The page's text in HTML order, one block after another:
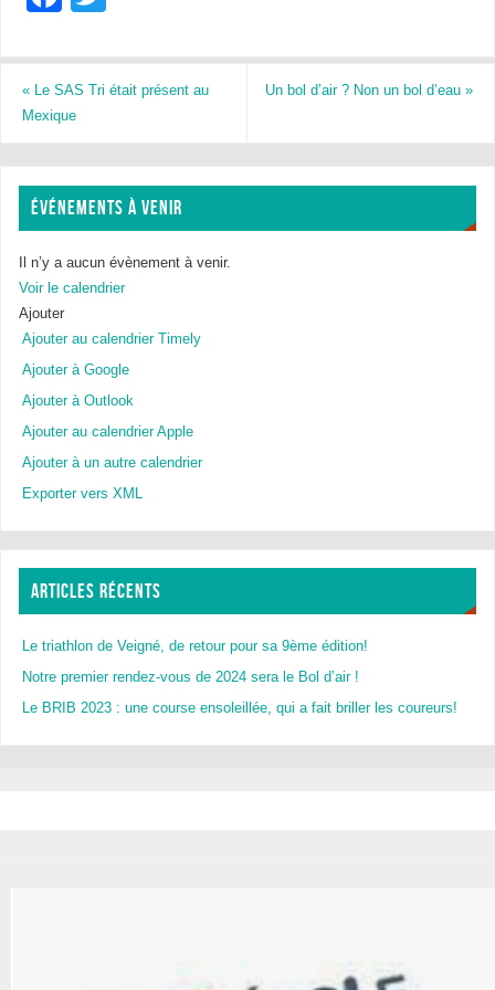
c
e
b
o
o
k
tt
er
«Le SAS Tri était présent au
Mexique
Un bol d’air ? Non un bol d’eau»
ÉVÉNEMENTS À VENIR
Il n’y a aucun évènement à venir.
Voir le calendrier
Ajouter
Ajouter au calendrier Timely
Ajouter à Google
Ajouter à Outlook
Ajouter au calendrier Apple
Ajouter à un autre calendrier
Exporter vers XML
ARTICLES RÉCENTS
Le triathlon de Veigné, de retour pour sa 9ème édition!
Notre premier rendez-vous de 2024 sera le Bol d’air !
Le BRIB 2023 : une course ensoleillée, qui a fait briller les coureurs!